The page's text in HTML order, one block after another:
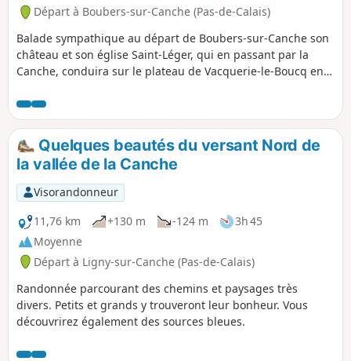
Départ à Boubers-sur-Canche (Pas-de-Calais)
Balade sympathique au départ de Boubers-sur-Canche son
château et son église Saint-Léger, qui en passant par la
Canche, conduira sur le plateau de Vacquerie-le-Boucq en
du Bois des Avents jusque Boubers-sur-Canche.
Quelques beautés du versant Nord de
la vallée de la Canche
Visorandonneur
11,76 km
+130 m -124 m
3h 45
Moyenne
Départ à Ligny-sur-Canche (Pas-de-Calais)
Randonnée parcourant des chemins et paysages très
divers. Petits et grands y trouveront leur bonheur. Vous
découvrirez également des sources bleues.